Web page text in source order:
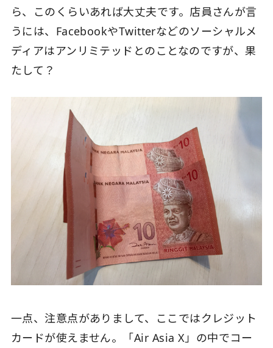
ら、このくらいあれば大丈夫です。店員さんが言
うには、FacebookやTwitterなどのソーシャルメ
ディアはアンリミテッドとのことなのですが、果
たして？
一点、注意点がありまして、ここではクレジット
カードが使えません。「Air Asia X」の中でコー